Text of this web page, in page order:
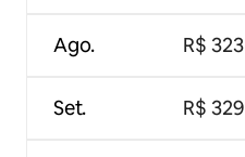
Ago.
Set.
R$ 323
R$ 329